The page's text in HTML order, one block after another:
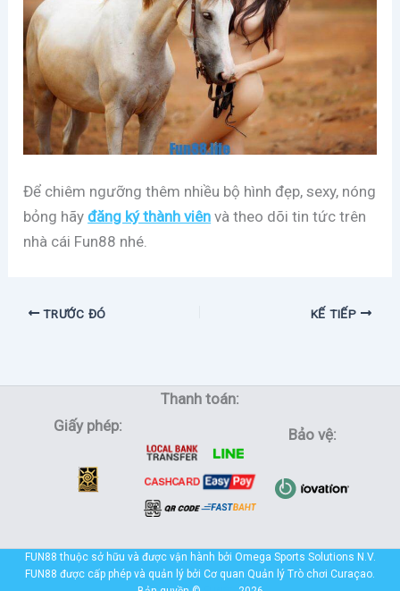
Để chiêm ngưỡng thêm nhiều bộ hình đẹp, sexy, nóng
bỏng hãyđăng ký thành viên và theo dõi tin tức trên
nhà cái Fun88 nhé.
TRƯỚC ĐÓ KẾ TIẾP
Giấy phép:
Thanh toán:
Bảo vệ:
FUN88 thuộc sở hữu và được vận hành bởi Omega Sports Solutions N.V.
FUN88 được cấp phép và quản lý bởi Cơ quan Quản lý Trò chơi Curaçao.